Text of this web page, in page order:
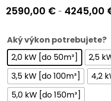
2590,00 € - 4245,00
Aký výkon potrebujete?
2,0 kW [do 50m³]
2,5
3,5 kW [do 100m³]
4,2
5,0 kW [do 150m³]